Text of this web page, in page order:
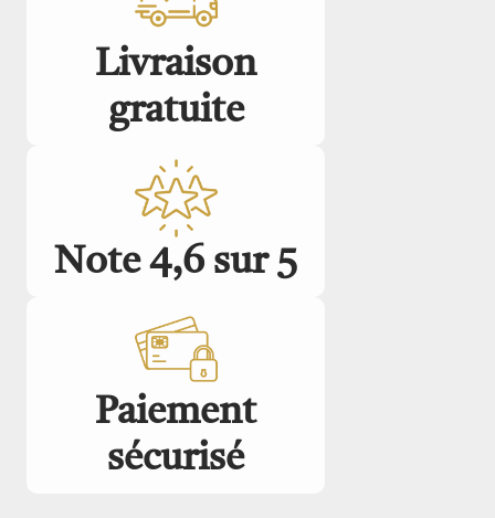
Livraison
gratuite
Note 4,6 sur 5
Paiement
sécurisé